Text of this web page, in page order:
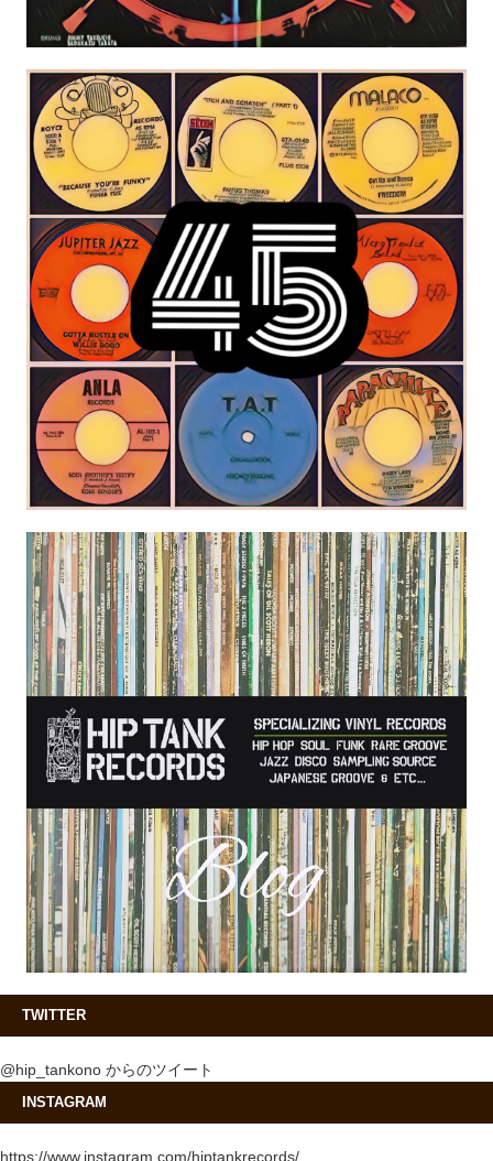
TWITTER
@hip_tankono からのツイート
INSTAGRAM
https://www.instagram.com/hiptankrecords/